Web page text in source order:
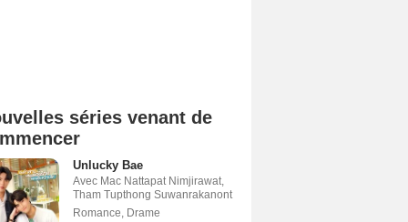
séries venant de
Unlucky Bae
Avec Mac Nattapat Nimjirawat,
Tham Tupthong Suwanrakanont
Romance, Drame